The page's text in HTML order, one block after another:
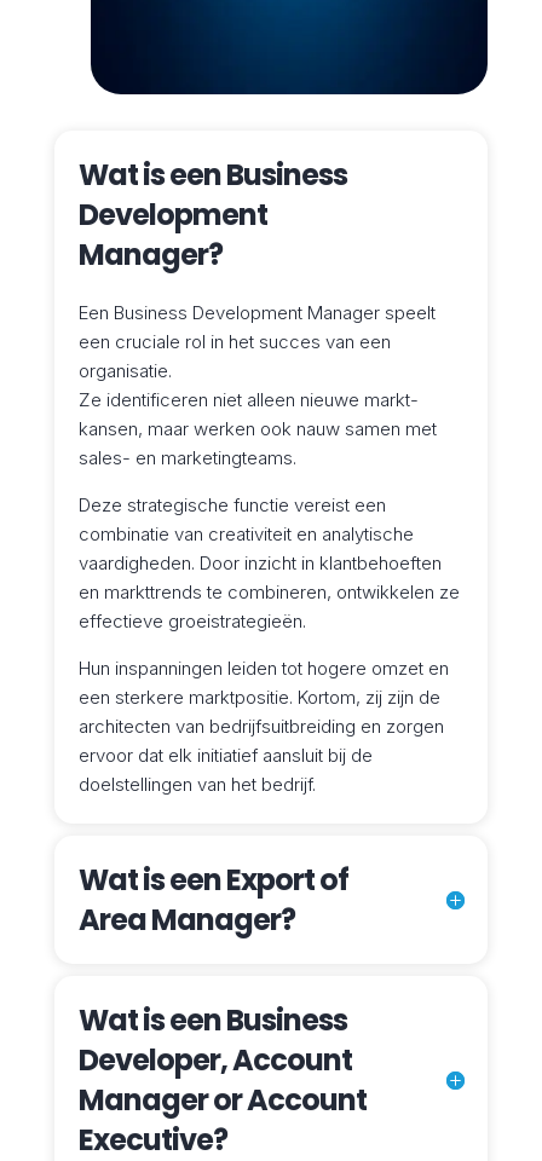
Wat is een Business
Development
Manager?
Een Business Development Manager speelt
een cruciale rol in het succes van een
organisatie.
Ze identificeren niet alleen nieuwe markt­
kansen, maar werken ook nauw samen met
sales- en marketingteams.
Deze strategische functie vereist een
combinatie van creativiteit en analytische
vaardigheden. Door inzicht in klantbehoeften
en markttrends te combineren, ontwikkelen ze
effectieve groeistrategieën.
Hun inspanningen leiden tot hogere omzet en
een sterkere marktpositie. Kortom, zij zijn de
architecten van bedrijfs­uitbreiding en zorgen
ervoor dat elk initiatief aansluit bij de
doelstellingen van het bedrijf.
Wat is een Export of
Area Manager?
Wat is een Business
Developer, Account
Manager or Account
Executive?